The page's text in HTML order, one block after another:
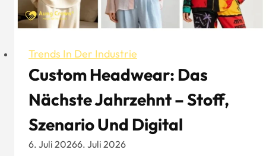
beachtet
zu
Trends In Der Industrie
Custom Headwear: Das
Nächste Jahrzehnt – Stoff,
Szenario Und Digital
6. Juli 20266. Juli 2026